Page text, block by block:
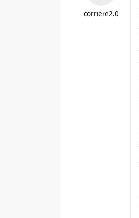
corriere2.0